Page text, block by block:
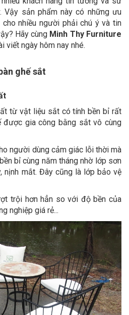
Vậy sản phẩm này có những ưu
nhiều người phải chú ý và tin
Hãy cùng Minh Thy Furniture
viết ngày hôm nay nhé.
ghế sắt
từ vật liệu sắt có tính bền bỉ rất
được gia công bằng sắt vô cùng
người dùng cảm giác lỗi thời mà
bỉ cùng năm tháng nhờ lớp sơn
nịnh mắt. Đây cũng là lớp bảo vệ
trội hơn hẳn so với độ bền của
nghiệp giá rẻ...